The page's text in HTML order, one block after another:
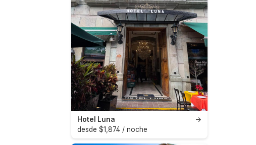
→
Hotel Luna
desde $1,874 / noche